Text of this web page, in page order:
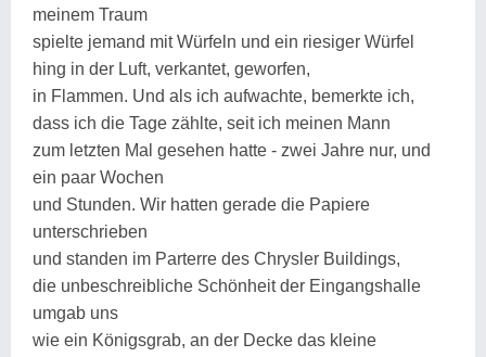
meinem Traum
spielte jemand mit Würfeln und ein riesiger Würfel
hing in der Luft, verkantet, geworfen,
in Flammen. Und als ich aufwachte, bemerkte ich,
dass ich die Tage zählte, seit ich meinen Mann
zum letzten Mal gesehen hatte - zwei Jahre nur, und
ein paar Wochen
und Stunden. Wir hatten gerade die Papiere
unterschrieben
und standen im Parterre des Chrysler Buildings,
die unbeschreibliche Schönheit der Eingangshalle
umgab uns
wie ein Königsgrab, an der Decke das kleine